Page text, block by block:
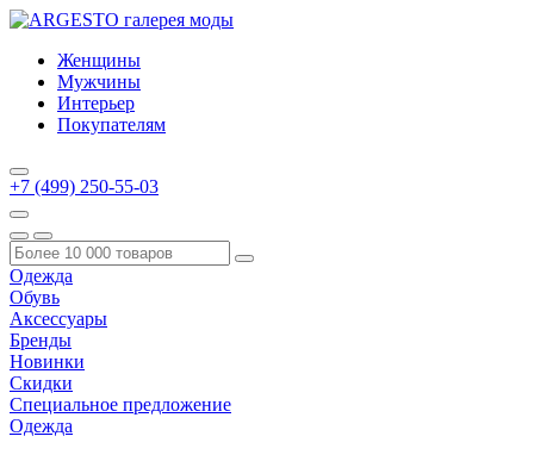
Женщины
Мужчины
Интерьер
Покупателям
+7 (499) 250-55-03
Одежда
Обувь
Аксессуары
Бренды
Новинки
Скидки
Специальное предложение
Одежда